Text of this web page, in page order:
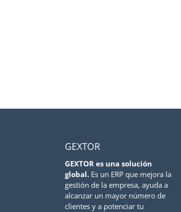
GEXTOR
GEXTOR es una solución
global. Es un ERP que mejora la
gestión de la empresa, ayuda a
alcanzar un mayor número de
clientes y a potenciar tu